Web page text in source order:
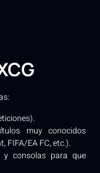
muy conocidos
FIFA/EA FC, etc.).
y consolas para que